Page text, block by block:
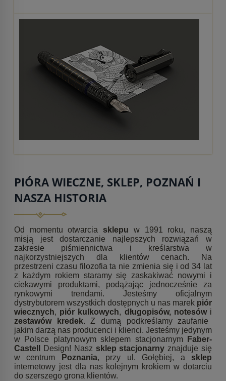
PIÓRA WIECZNE, SKLEP, POZNAŃ I
NASZA HISTORIA
Od momentu otwarcia sklepu w 1991 roku, naszą
misją jest dostarczanie najlepszych rozwiązań w
zakresie piśmiennictwa i kreślarstwa w
najkorzystniejszych dla klientów cenach. Na
przestrzeni czasu filozofia ta nie zmienia się i od 34 lat
z każdym rokiem staramy się zaskakiwać nowymi i
ciekawymi produktami, podążając jednocześnie za
rynkowymi trendami. Jesteśmy oficjalnym
dystrybutorem wszystkich dostępnych u nas marek piór
wiecznych, piór kulkowych, długopisów, notesów i
zestawów kredek. Z dumą podkreślamy zaufanie
jakim darzą nas producenci i klienci. Jesteśmy jedynym
w Polsce platynowym sklepem stacjonarnym
Faber-
Castell
Design! Nasz sklep stacjonarny znajduje się
w centrum
Poznania, przy ul. Gołębiej, a sklep
internetowy jest dla nas kolejnym krokiem w dotarciu
do szerszego grona klientów.